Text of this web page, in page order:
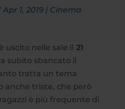
Apr 1, 2019| Cinema
è uscito nelle sale il 21
subito sbancato il
tratta un tema
anche triste, che però
è più frequente di